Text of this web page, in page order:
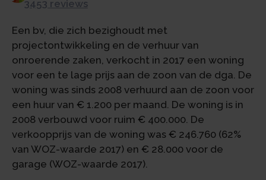
3453 reviews
Een bv, die zich bezighoudt met
projectontwikkeling en de verhuur van
onroerende zaken, verkocht in 2017 een woning
voor een te lage prijs aan de zoon van de dga. De
woning was sinds 2008 verhuurd aan de zoon voor
een huur van € 1.200 per maand. De woning is in
2008 verbouwd voor ruim € 400.000. De
verkoopprijs van de woning was € 246.760 (62%
van WOZ-waarde 2017) en € 28.000 voor de
garage (WOZ-waarde 2017).